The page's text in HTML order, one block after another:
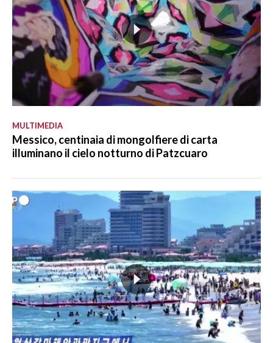
MULTIMEDIA
Messico, centinaia di mongolfiere di carta
illuminano il cielo notturno di Patzcuaro